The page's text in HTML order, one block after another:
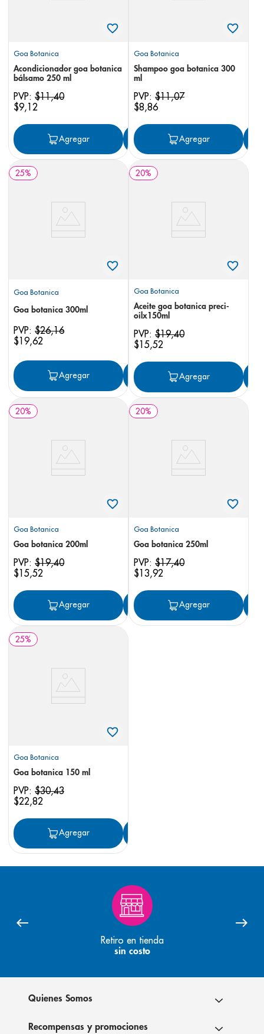
Goa Botanica
Acondicionador goa botanica
bálsamo 250 ml
PVP: $11,40
$9,12
Agregar Agregar
Goa Botanica
Shampoo goa botanica 300
ml
PVP: $11,07
$8,86
Agregar
25%
Goa Botanica
Goa botanica 300ml
PVP: $26,16
$19,62
Agregar Agregar
20%
Goa Botanica
Aceite goa botanica preci-
oilx150ml
PVP: $19,40
$15,52
Agregar
20%
Goa Botanica
Goa botanica 200ml
PVP: $19,40
$15,52
Agregar Agregar
20%
Goa Botanica
Goa botanica 250ml
PVP: $17,40
$13,92
Agregar
25%
Goa Botanica
Goa botanica 150 ml
PVP: $30,43
$22,82
Agregar
Retiro en tienda
sin costo
Quienes Somos
Recompensas y promociones